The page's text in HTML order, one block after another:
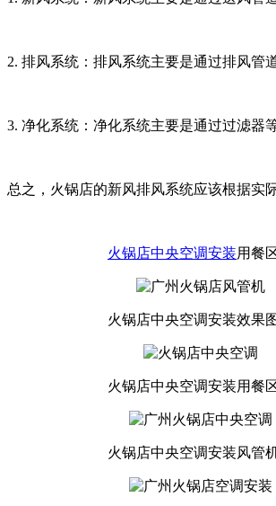
2. 排风系统：排风系统主要是通过排风管
3. 净化系统：净化系统主要是通过过滤器
总之，火锅店的新风排风系统应该根据实
火锅店中央空调安装用餐
火锅店中央空调安装效果
火锅店中央空调安装用餐
火锅店中央空调安装风管